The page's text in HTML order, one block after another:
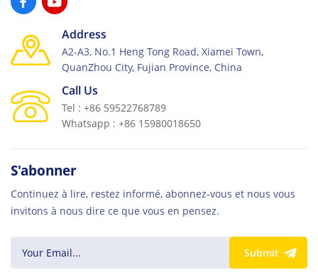
Address
A2-A3, No.1 Heng Tong Road, Xiamei Town,
QuanZhou City, Fujian Province, China
Call Us
Tel : +86 59522768789
Whatsapp : +86 15980018650
S'abonner
Continuez à lire, restez informé, abonnez-vous et nous vous
invitons à nous dire ce que vous en pensez.
Submit